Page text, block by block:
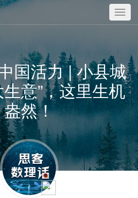
国活力 | 小县城
意”，这里生机
盎然！